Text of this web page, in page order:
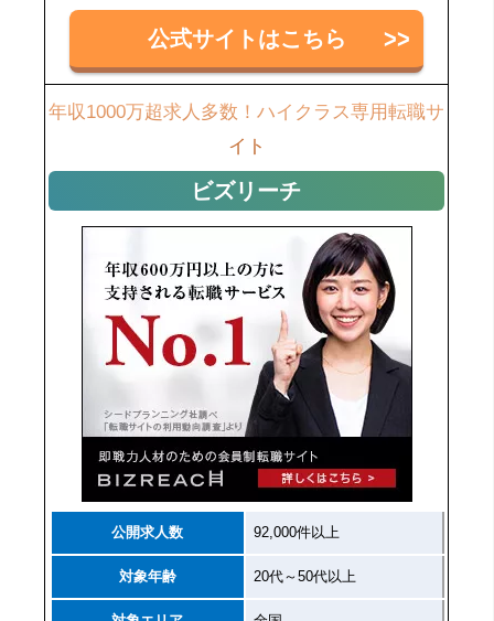
公式サイトはこちら
年収1000万超求人多数！ハイクラス専用転職サ
イト
ビズリーチ
公開求人数 92,000件以上
対象年齢 20代～50代以上